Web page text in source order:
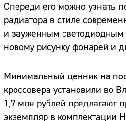
Спереди его можно узнать
радиатора в стиле
и зауженным
новому рисунку фонарей и
Минимальный ценник на
кроссовера установили во
1,7 млн рублей предлагают
экземпляр в комплектации